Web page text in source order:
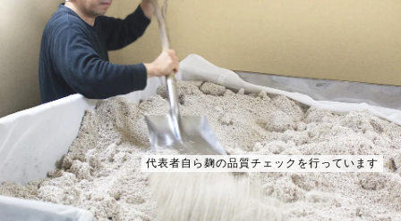
代表者自ら麹の品質チェックを行っています